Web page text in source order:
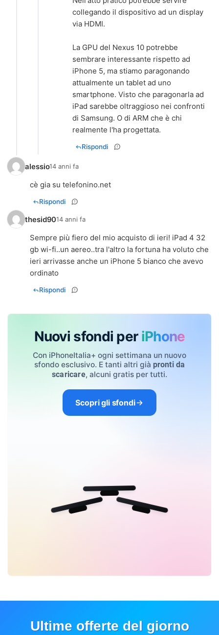
collegando il dispositivo ad un display
via HDMI.
La GPU del Nexus 10 potrebbe
sembrare interessante rispetto ad
iPhone 5, ma stiamo paragonando
attualmente un tablet ad uno
smartphone. Visto che paragonarla ad
iPad sarebbe oltraggioso nei confronti
di Samsung. O di ARM che è chi
realmente l'ha progettata.
Rispondi
alessio14 anni fa
cè gia su telefonino.net
Rispondi
thesid9014 anni fa
Sempre più fiero del mio acquisto di ieri! iPad 4 32
gb wi-fi..un aereo..tra l'altro la fortuna ha voluto che
ieri arrivasse anche un iPhone 5 bianco che avevo
ordinato
Rispondi
Nuovi sfondi per iPhone
Con iPhoneItalia+ ogni settimana un nuovo
sfondo esclusivo. E tanti altri già pronti da
scaricare, alcuni gratis per tutti.
Scopri gli sfondi
Ultime offerte del giorno